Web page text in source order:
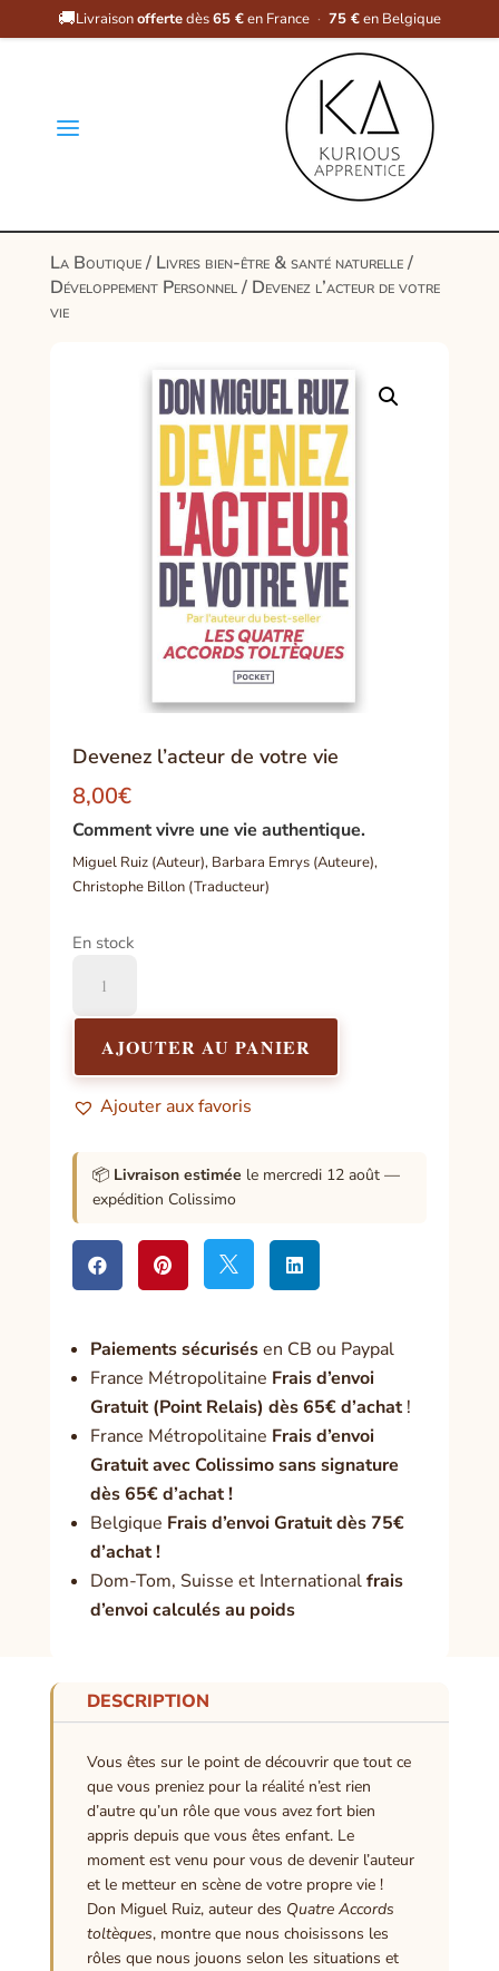
🚚Livraisonoffertedès65 €en France · 75 €en Belgique
a
La Boutique/ Livres bien-être & santé naturelle/
Développement Personnel/ Devenez l’acteur de votre
vie
Devenez l’acteur de votre vie
8,00€
Comment vivre une vie authentique.
Miguel Ruiz (Auteur), Barbara Emrys (Auteure),
Christophe Billon (Traducteur)
En stock
Devenez
l'acteur
votre
vie
AJOUTER AU PANIER
Ajouter aux favoris
📦 Livraison estimée le mercredi 12 août —
expédition Colissimo
   
Paiements sécurisésen CB ou Paypal
France Métropolitaine Frais d’envoi
Gratuit (Point Relais) dès 65€ d’achat!
France Métropolitaine Frais d’envoi
Gratuit avec Colissimo sans signature
dès 65€ d’achat !
Belgique Frais d’envoi Gratuit dès 75€
d’achat !
Dom-Tom, Suisse et Internationalfrais
d’envoi calculés au poids
DESCRIPTION
Vous êtes sur le point de découvrir que tout ce
que vous preniez pour la réalité n’est rien
d’autre qu’un rôle que vous avez fort bien
appris depuis que vous êtes enfant. Le
moment est venu pour vous de devenir l’auteur
et le metteur en scène de votre propre vie !
Don Miguel Ruiz, auteur des Quatre Accords
toltèques, montre que nous choisissons les
rôles que nous jouons selon les situations et